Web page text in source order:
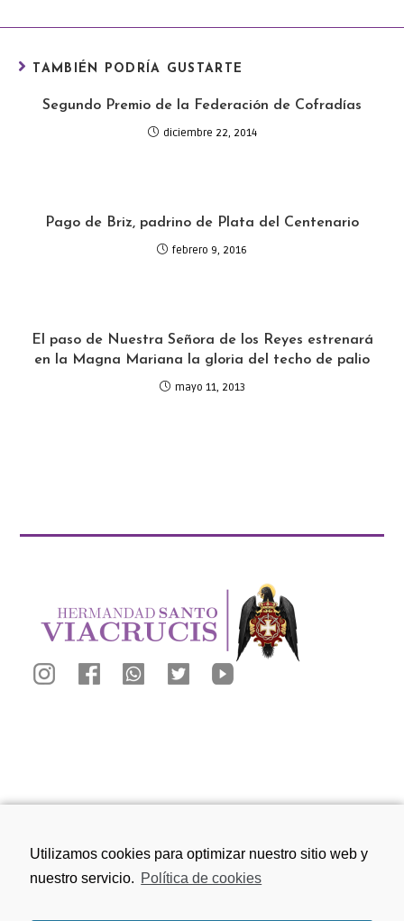
Utilizamos cookies para optimizar nuestro sitio web y
nuestro servicio. Política de cookies
TAMBIÉN PODRÍA GUSTARTE
Segundo Premio de la Federación de Cofradías
diciembre 22, 2014
Pago de Briz, padrino de Plata del Centenario
febrero 9, 2016
El paso de Nuestra Señora de los Reyes estrenará
en la Magna Mariana la gloria del techo de palio
mayo 11, 2013
Granada